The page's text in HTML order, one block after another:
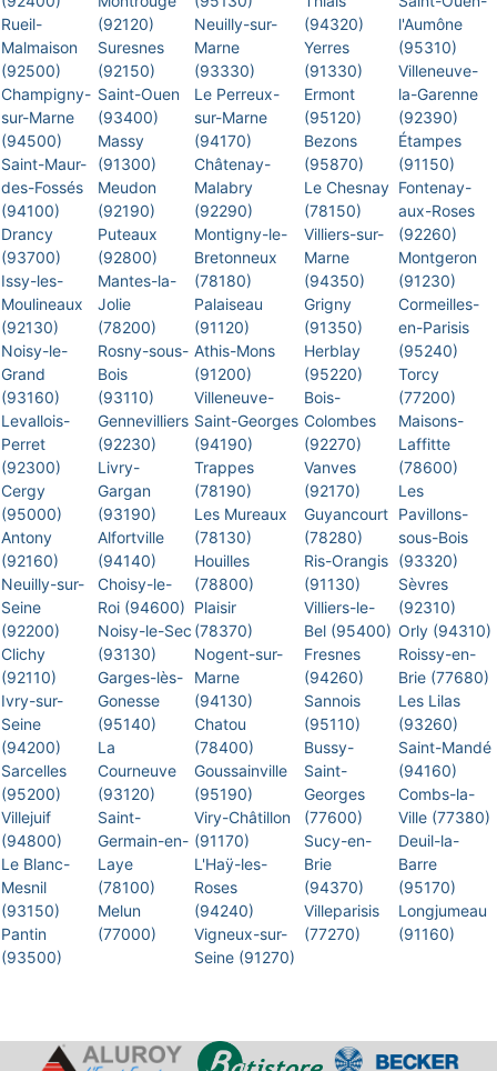
Rueil-
Malmaison
(92500)
Champigny-
sur-Marne
(94500)
Saint-Maur-
des-Fossés
(94100)
Drancy
(93700)
Issy-les-
Moulineaux
(92130)
Noisy-le-
Grand
(93160)
Levallois-
Perret
(92300)
Cergy
(95000)
Antony
(92160)
Neuilly-sur-
Seine
(92200)
Clichy
(92110)
Ivry-sur-
Seine
(94200)
Sarcelles
(95200)
Villejuif
(94800)
Le Blanc-
Mesnil
(93150)
Pantin
(93500)
(92120)
Suresnes
(92150)
Saint-Ouen
(93400)
Massy
(91300)
Meudon
(92190)
Puteaux
(92800)
Mantes-la-
Jolie
(78200)
Rosny-sous-
Bois
(93110)
Gennevilliers
(92230)
Livry-
Gargan
(93190)
Alfortville
(94140)
Choisy-le-
Roi (94600)
Noisy-le-Sec
(93130)
Garges-lès-
Gonesse
(95140)
La
Courneuve
(93120)
Saint-
Germain-en-
Laye
(78100)
Melun
(77000)
Neuilly-sur-
Marne
(93330)
Le Perreux-
sur-Marne
(94170)
Châtenay-
Malabry
(92290)
Montigny-le-
Bretonneux
(78180)
Palaiseau
(91120)
Athis-Mons
(91200)
Villeneuve-
Saint-Georges
(94190)
Trappes
(78190)
Les Mureaux
(78130)
Houilles
(78800)
Plaisir
(78370)
Nogent-sur-
Marne
(94130)
Chatou
(78400)
Goussainville
(95190)
Viry-Châtillon
(91170)
L'Haÿ-les-
Roses
(94240)
Vigneux-sur-
Seine (91270)
(94320)
Yerres
(91330)
Ermont
(95120)
Bezons
(95870)
Le Chesnay
(78150)
Villiers-sur-
Marne
(94350)
Grigny
(91350)
Herblay
(95220)
Bois-
Colombes
(92270)
Vanves
(92170)
Guyancourt
(78280)
Ris-Orangis
(91130)
Villiers-le-
Bel (95400)
Fresnes
(94260)
Sannois
(95110)
Bussy-
Saint-
Georges
(77600)
Sucy-en-
Brie
(94370)
Villeparisis
(77270)
l'Aumône
(95310)
Villeneuve-
la-Garenne
(92390)
Étampes
(91150)
Fontenay-
aux-Roses
(92260)
Montgeron
(91230)
Cormeilles-
en-Parisis
(95240)
Torcy
(77200)
Maisons-
Laffitte
(78600)
Les
Pavillons-
sous-Bois
(93320)
Sèvres
(92310)
Orly (94310)
Roissy-en-
Brie (77680)
Les Lilas
(93260)
Saint-Mandé
(94160)
Combs-la-
Ville (77380)
Deuil-la-
Barre
(95170)
Longjumeau
(91160)